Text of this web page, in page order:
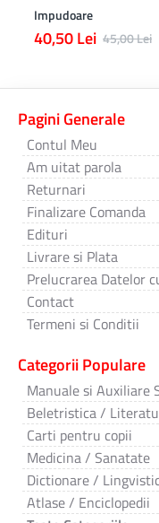
Impudoare
40,50 Lei 45,00 Lei
Pagini Generale
Contul Meu
Am uitat parola
Returnari
Finalizare Comanda
Edituri
Livrare si Plata
Prelucrarea Datelor
Contact
Termeni si Conditii
Categorii Populare
Manuale si Auxiliare
Beletristica /
Carti pentru copii
Medicina / Sanatate
Dictionare /
Atlase / Enciclopedii